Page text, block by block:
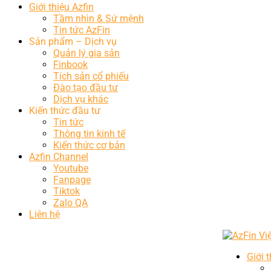
Giới thiệu Azfin
Tầm nhìn & Sứ mệnh
Tin tức AzFin
Sản phẩm – Dịch vụ
Quản lý gia sản
Finbook
Tích sản cổ phiếu
Đào tạo đầu tư
Dịch vụ khác
Kiến thức đầu tư
Tin tức
Thông tin kinh tế
Kiến thức cơ bản
Azfin Channel
Youtube
Fanpage
Tiktok
Zalo QA
Liên hệ
Giới